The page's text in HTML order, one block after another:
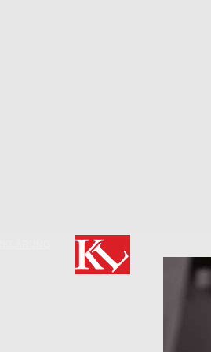
Kaiserslautern